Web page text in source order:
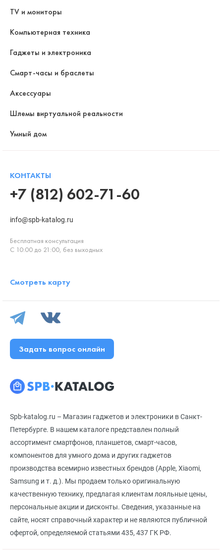
Spb-katalog.ru – Магазин гаджетов и электроники в Санкт-
Петербурге. В нашем каталоге представлен полный
ассортимент смартфонов, планшетов, смарт-часов,
компонентов для умного дома и других гаджетов
производства всемирно известных брендов (Apple, Xiaomi,
Samsung и т. д.). Мы продаем только оригинальную
качественную технику, предлагая клиентам лояльные цены,
персональные акции и дисконты. Сведения, указанные на
сайте, носят справочный характер и не являются публичной
офертой, определяемой статьями 435, 437 ГК РФ.
TV и мониторы
Компьютерная техника
Гаджеты и электроника
Смарт-часы и браслеты
Аксессуары
Шлемы виртуальной реальности
Умный дом
КОНТАКТЫ
+7 (812) 602-71-60
info@spb-katalog.ru
Бесплатная консультация
С 10:00 до 21:00, без выходных
Смотреть карту
Задать вопрос онлайн